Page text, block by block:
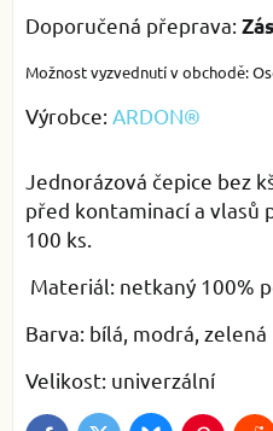
Výrobce: ARDON®
Jednorázová čepice bez
před kontaminací a vlasů
100 ks.
Materiál: netkaný 100%
Barva: bílá, modrá, zelená
Velikost: univerzální